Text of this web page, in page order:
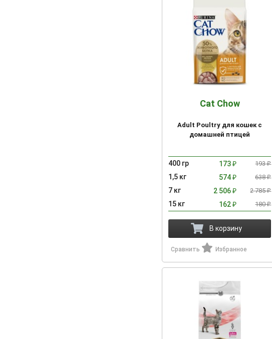
Cat Chow
Adult Poultry для кошек с
домашней птицей
400 гр 173₽ 193₽
1,5 кг 574₽ 638₽
7 кг 2 506₽ 2 785₽
15 кг 162₽ 180₽
В корзину
Сравнить Избранное